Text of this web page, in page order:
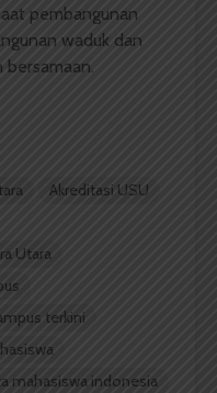
pembangunan
waduk dan
bersamaan.
Akreditasi USU
Utara
terkini
mahasiswa indonesia